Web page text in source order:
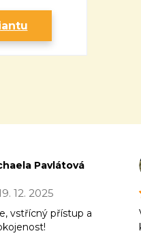
Pavlátová
12. 2025
vstřícný přístup a